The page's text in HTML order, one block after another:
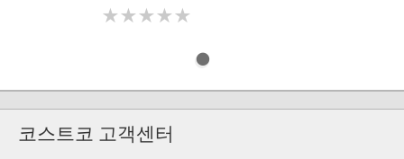
★★★★★
★★★★★
코스트코 고객센터